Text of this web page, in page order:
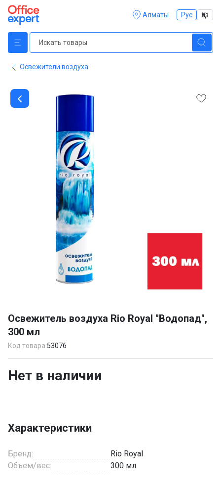
Алматы Рус Қаз
Освежители воздуха
of
1
Освежитель воздуха Rio Royal "Водопад",
300 мл
Код товара:53076
Нет в наличии
Характеристики
Бренд:
Rio Royal
Объем/вес:
300 мл